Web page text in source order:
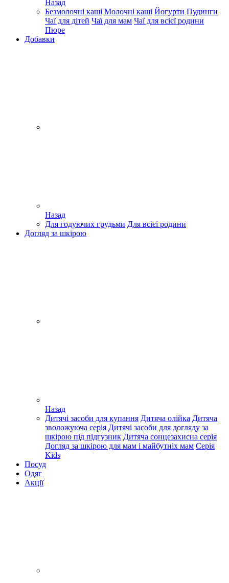
Назад
Безмолочні каші Молочні каші Йогурти Пудинги
Чаї для дітей Чаї для мам Чаї для всієї родини
Пюре
Добавки
Назад
Для годуючих грудьми Для всієї родини
Догляд за шкірою
Назад
Дитячі засоби для купання Дитяча олійка Дитяча
зволожуюча серія Дитячі засоби для догляду за
шкірою під підгузник Дитяча сонцезахисна серія
Догляд за шкірою для мам і майбутніх мам Серія
Kids
Посуд
Одяг
Акції